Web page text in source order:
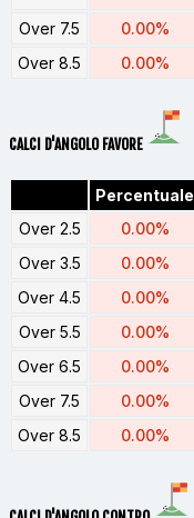
Over 7.5
0.00%
Over 8.5
0.00%
CALCI D'ANGOLO FAVORE
Percentuale
Over 2.5
0.00%
Over 3.5
0.00%
Over 4.5
0.00%
Over 5.5
0.00%
Over 6.5
0.00%
Over 7.5
0.00%
Over 8.5
0.00%